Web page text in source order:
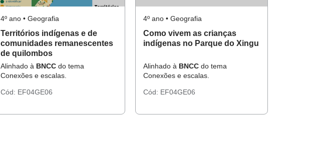
4º ano • Geografia
Territórios indígenas e de
comunidades remanescentes
de quilombos
Alinhado à BNCC do tema
Conexões e escalas.
Cód: EF04GE06
4º ano • Geografia
Como vivem as crianças
indígenas no Parque do Xingu
Alinhado à BNCC do tema
Conexões e escalas.
Cód: EF04GE06